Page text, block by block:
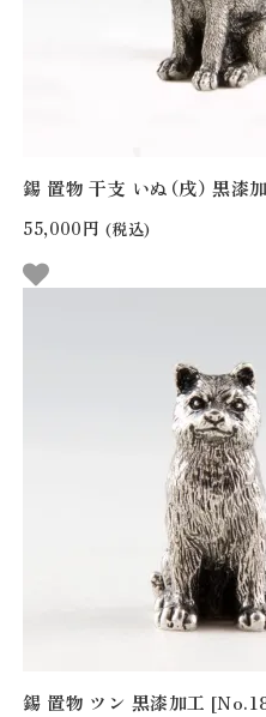
錫 置物 干支 いぬ（戌） 黒
55,000円 (税込)
錫 置物 ツン 黒漆加工